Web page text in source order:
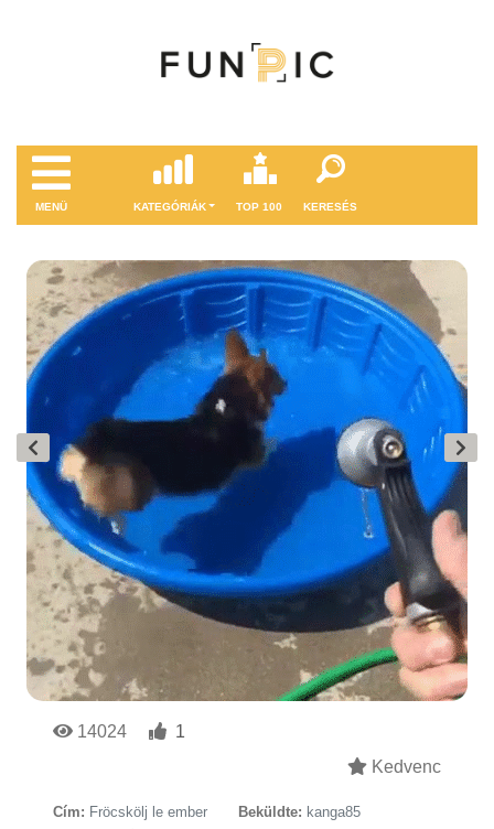
MENÜ KATEGÓRIÁK TOP 100 KERESÉS
14024
1
Kedvenc
Cím: Fröcskölj le ember Beküldte: kanga85